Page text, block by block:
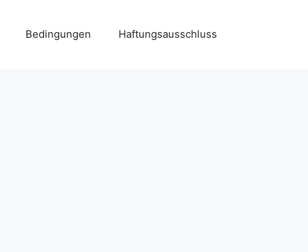
Bedingungen Haftungsausschluss